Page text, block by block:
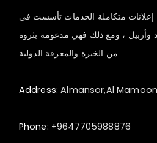
إعلانات متكاملة الخدمات تأسست في
في بغداد وأربيل ، ومع ذلك فهي مدعومة بثروة
من الخبرة والمعرفة الدولية
Address: Almansor,Al
Phone: +9647705988876